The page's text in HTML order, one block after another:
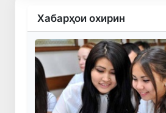
Хабарҳои охирин